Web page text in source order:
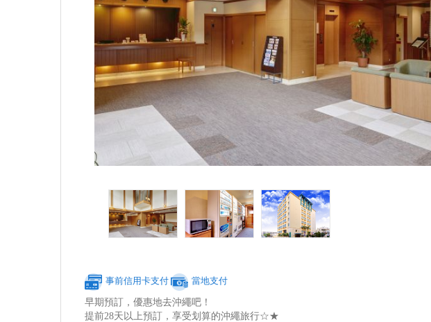
事前信用卡支付 當地支付
早期預訂，優惠地去沖繩吧！
提前28天以上預訂，享受划算的沖繩旅行☆★